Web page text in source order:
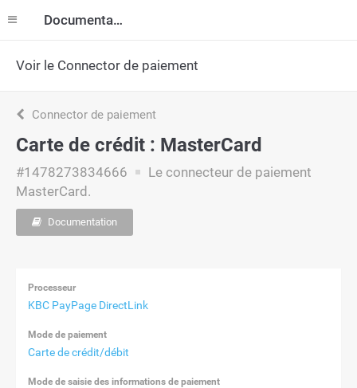
Documentation
Voir le Connector de paiement
Connector de paiement
Carte de crédit : MasterCard
#1478273834666
Le connecteur de paiement
MasterCard.
Documentation
Processeur
KBC PayPage DirectLink
Mode de paiement
Carte de crédit/débit
Mode de saisie des informations de paiement